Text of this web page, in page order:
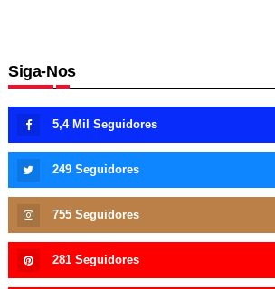
Siga-Nos
5,4 Mil Seguidores
249 Seguidores
755 Seguidores
281 Seguidores